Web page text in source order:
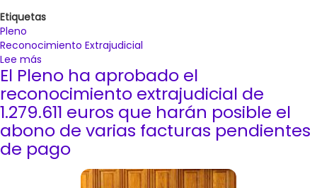
Etiquetas
Pleno
Reconocimiento Extrajudicial
Lee más
El
pleno
aprueba
un
reconocimiento
extrajudicial
de
obligaciones
El Pleno ha aprobado el
reconocimiento extrajudicial de
1.279.611 euros que harán posible el
abono de varias facturas pendientes
de pago